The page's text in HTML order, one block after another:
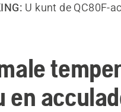
U kunt de QC80F-
en